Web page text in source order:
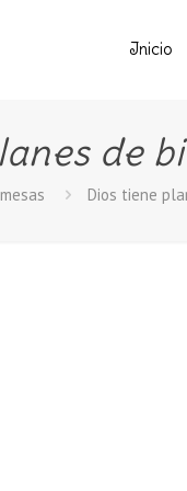
Inicio
de
Dios tiene